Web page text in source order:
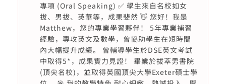
專項 (Oral Speaking) ✅ 學生來自名校如女
拔、男拔、英華等，成果斐然 👋 您好！我是
Matthew，您的專業學習夥伴！ 5年專業補習
經驗，專攻英文及數學，曾協助學生在短時間
內大幅提升成績。 曾輔導學生於DSE英文考試
中取得5*，成果實力見證！ 畢業於拔萃男書院
(頂尖名校)，並取得英國頂尖大學Exeter碩士學